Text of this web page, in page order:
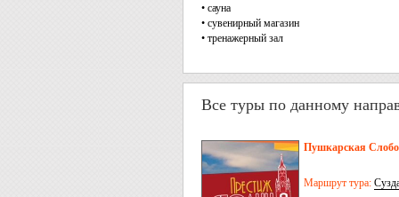
• сауна
• сувенирный магазин
• тренажерный зал
Все туры по данному
Пушкарская
Маршрут тура: